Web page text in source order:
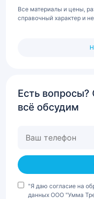
Все материалы и цены,
справочный характер и
Есть
всё обсудим
телефон
"Я даю согласие на
данных ООО "Умма